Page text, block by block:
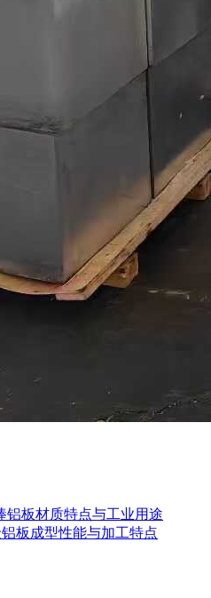
铝板材质特点与工业用途
板成型性能与加工特点